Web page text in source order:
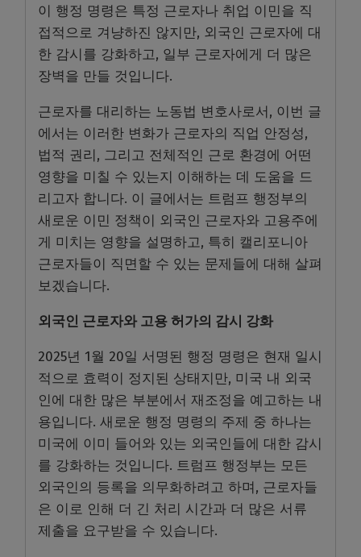
이 행정 명령은 특정 근로자나 취업 이민을 직
접적으로 겨냥하진 않지만, 외국인 근로자에 대
한 감시를 강화하고, 일부 근로자에게 더 많은
장벽을 만들 것입니다.
근로자를 대리하는 노동법 변호사로서, 이번 글
에서는 이러한 변화가 근로자의 직업 안정성,
법적 권리, 그리고 전체적인 근로 환경에 어떤
영향을 미칠 수 있는지 이해하는 데 도움을 드
리고자 합니다. 이 글에서는 트럼프 행정부의
새로운 이민 정책이 외국인 근로자와 고용주에
게 미치는 영향을 설명하고, 특히 캘리포니아
근로자들이 직면할 수 있는 문제들에 대해 살펴
보겠습니다.
외국인 근로자와 고용 허가의 감시 강화
2025년 1월 20일 서명된 행정 명령은 현재 일시
적으로 효력이 정지된 상태지만, 미국 내 외국
인에 대한 많은 부분에서 재조정을 예고하는 내
용입니다. 새로운 행정 명령의 주제 중 하나는
미국에 이미 들어와 있는 외국인들에 대한 감시
를 강화하는 것입니다. 트럼프 행정부는 모든
외국인의 등록을 의무화하려고 하며, 근로자들
은 이로 인해 더 긴 처리 시간과 더 많은 서류
제출을 요구받을 수 있습니다.